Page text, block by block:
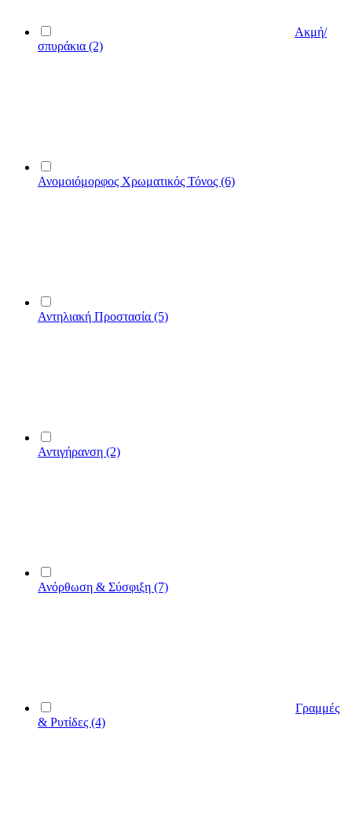
Ακμή/
σπυράκια (2)
Ανομοιόμορφος Χρωματικός Τόνος (6)
Αντηλιακή Προστασία (5)
Αντιγήρανση (2)
Ανόρθωση & Σύσφιξη (7)
Γραμμές
& Ρυτίδες (4)